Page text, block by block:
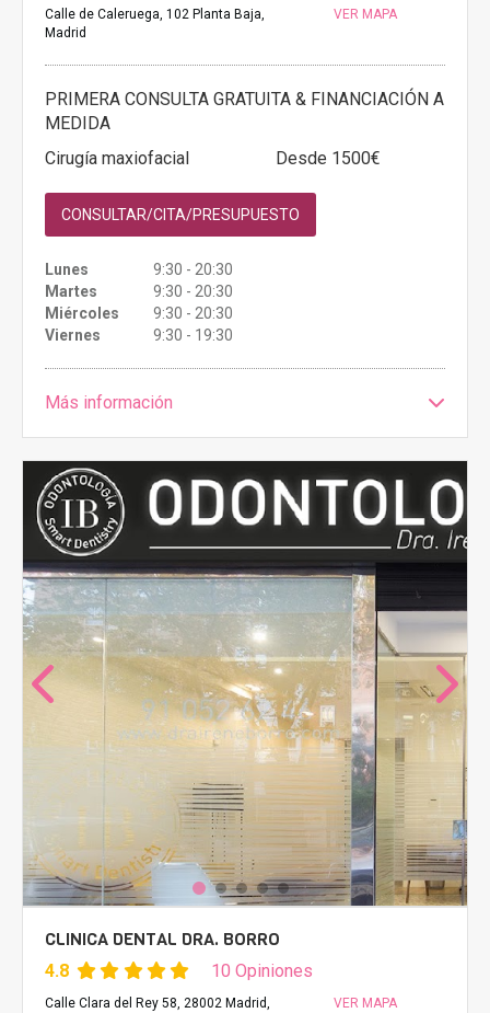
Calle de Caleruega, 102 Planta Baja,
Madrid
VER MAPA
PRIMERA CONSULTA GRATUITA & FINANCIACIÓN A
MEDIDA
Cirugía maxiofacial
Desde 1500€
CONSULTAR/CITA/PRESUPUESTO
Lunes
9:30 - 20:30
Martes
9:30 - 20:30
Miércoles
9:30 - 20:30
Viernes
9:30 - 19:30
Más información
CLINICA DENTAL DRA. BORRO
4.8 10 Opiniones
Calle Clara del Rey 58, 28002 Madrid,
VER MAPA